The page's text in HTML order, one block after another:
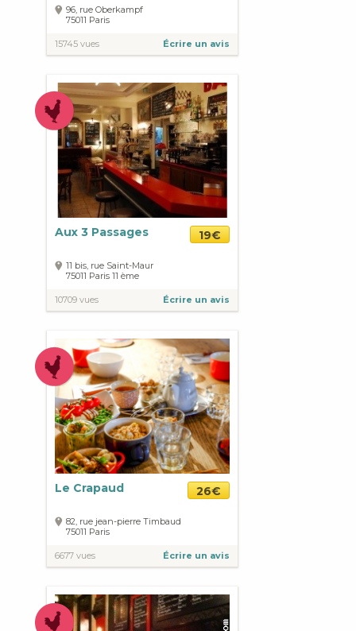
96, rue Oberkampf
75011 Paris
15745 vues Écrire un avis
Aux 3 Passages 19€
11 bis, rue Saint-Maur
75011 Paris 11 ème
10709 vues Écrire un avis
Le Crapaud 26€
82, rue jean-pierre Timbaud
75011 Paris
6677 vues Écrire un avis